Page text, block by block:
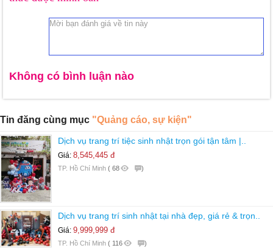
Không có bình luận nào
Tin đăng cùng mục "Quảng cáo, sự kiện"
Dịch vụ trang trí tiệc sinh nhật trọn gói tận tâm |..
Giá: 8,545,445 đ
TP. Hồ Chí Minh ( 68 )
Dịch vụ trang trí sinh nhật tại nhà đẹp, giá rẻ & trọn..
Giá: 9,999,999 đ
TP. Hồ Chí Minh ( 116 )